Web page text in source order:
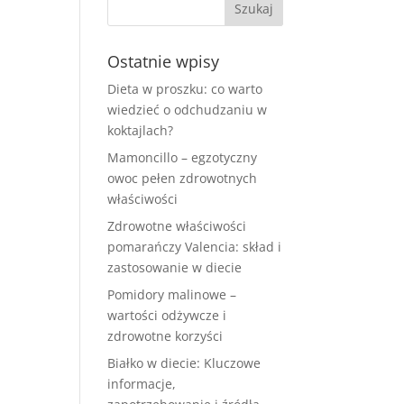
Ostatnie wpisy
Dieta w proszku: co warto
wiedzieć o odchudzaniu w
koktajlach?
Mamoncillo – egzotyczny
owoc pełen zdrowotnych
właściwości
Zdrowotne właściwości
pomarańczy Valencia: skład i
zastosowanie w diecie
Pomidory malinowe –
wartości odżywcze i
zdrowotne korzyści
Białko w diecie: Kluczowe
informacje,